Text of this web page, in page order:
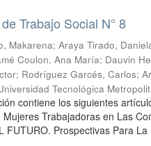
Trabajo Social N° 8
Makarena;Araya Tirado,
Coulon, Ana María; Dauvin
; Rodríguez Garcés, Carlos;
Tecnológica
contiene los siguientes
Mujeres Trabajadoras en Las
FUTURO. Prospectivas Para La